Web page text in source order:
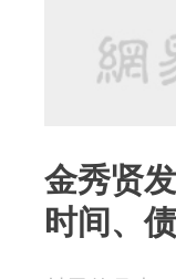
金秀贤
时间、